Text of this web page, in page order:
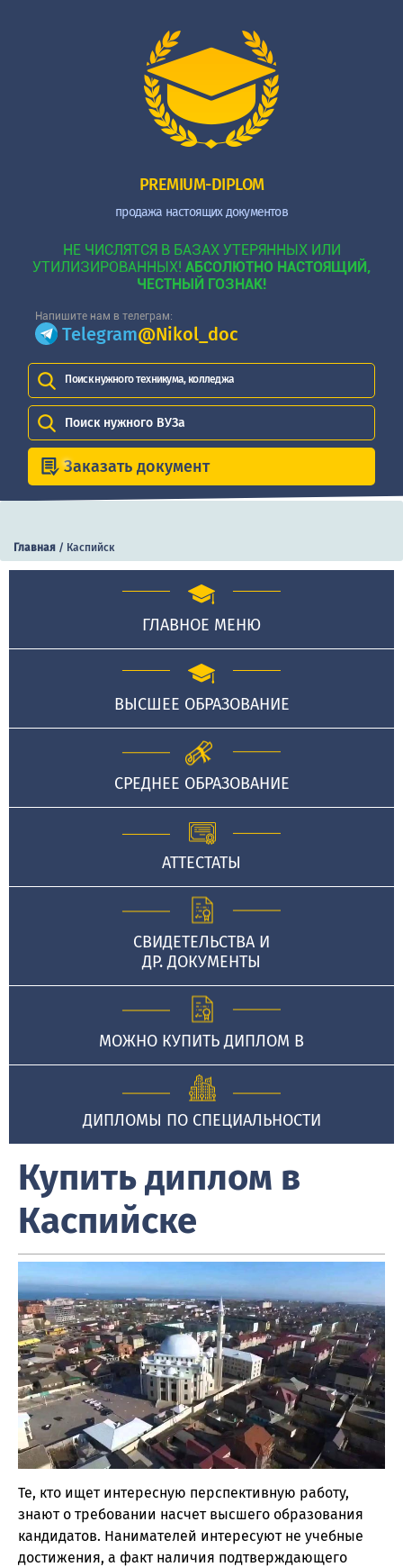
PREMIUM-DIPLOM
продажа настоящих документов
НЕ ЧИСЛЯТСЯ В БАЗАХ УТЕРЯННЫХ ИЛИ
УТИЛИЗИРОВАННЫХ! АБСОЛЮТНО НАСТОЯЩИЙ,
ЧЕСТНЫЙ ГОЗНАК!
Напишите нам в телеграм:
Telegram@Nikol_doc
Поиск нужного техникума, колледжа
Поиск нужного ВУЗа
Заказать документ
Главная / Каспийск
ГЛАВНОЕ МЕНЮ
ВЫСШЕЕ ОБРАЗОВАНИЕ
СРЕДНЕЕ ОБРАЗОВАНИЕ
АТТЕСТАТЫ
СВИДЕТЕЛЬСТВА И
ДР. ДОКУМЕНТЫ
МОЖНО КУПИТЬ ДИПЛОМ В
ДИПЛОМЫ ПО СПЕЦИАЛЬНОСТИ
Купить диплом в
Каспийске
Те, кто ищет интересную перспективную работу,
знают о требовании насчет высшего образования
кандидатов. Нанимателей интересуют не учебные
достижения, а факт наличия подтверждающего